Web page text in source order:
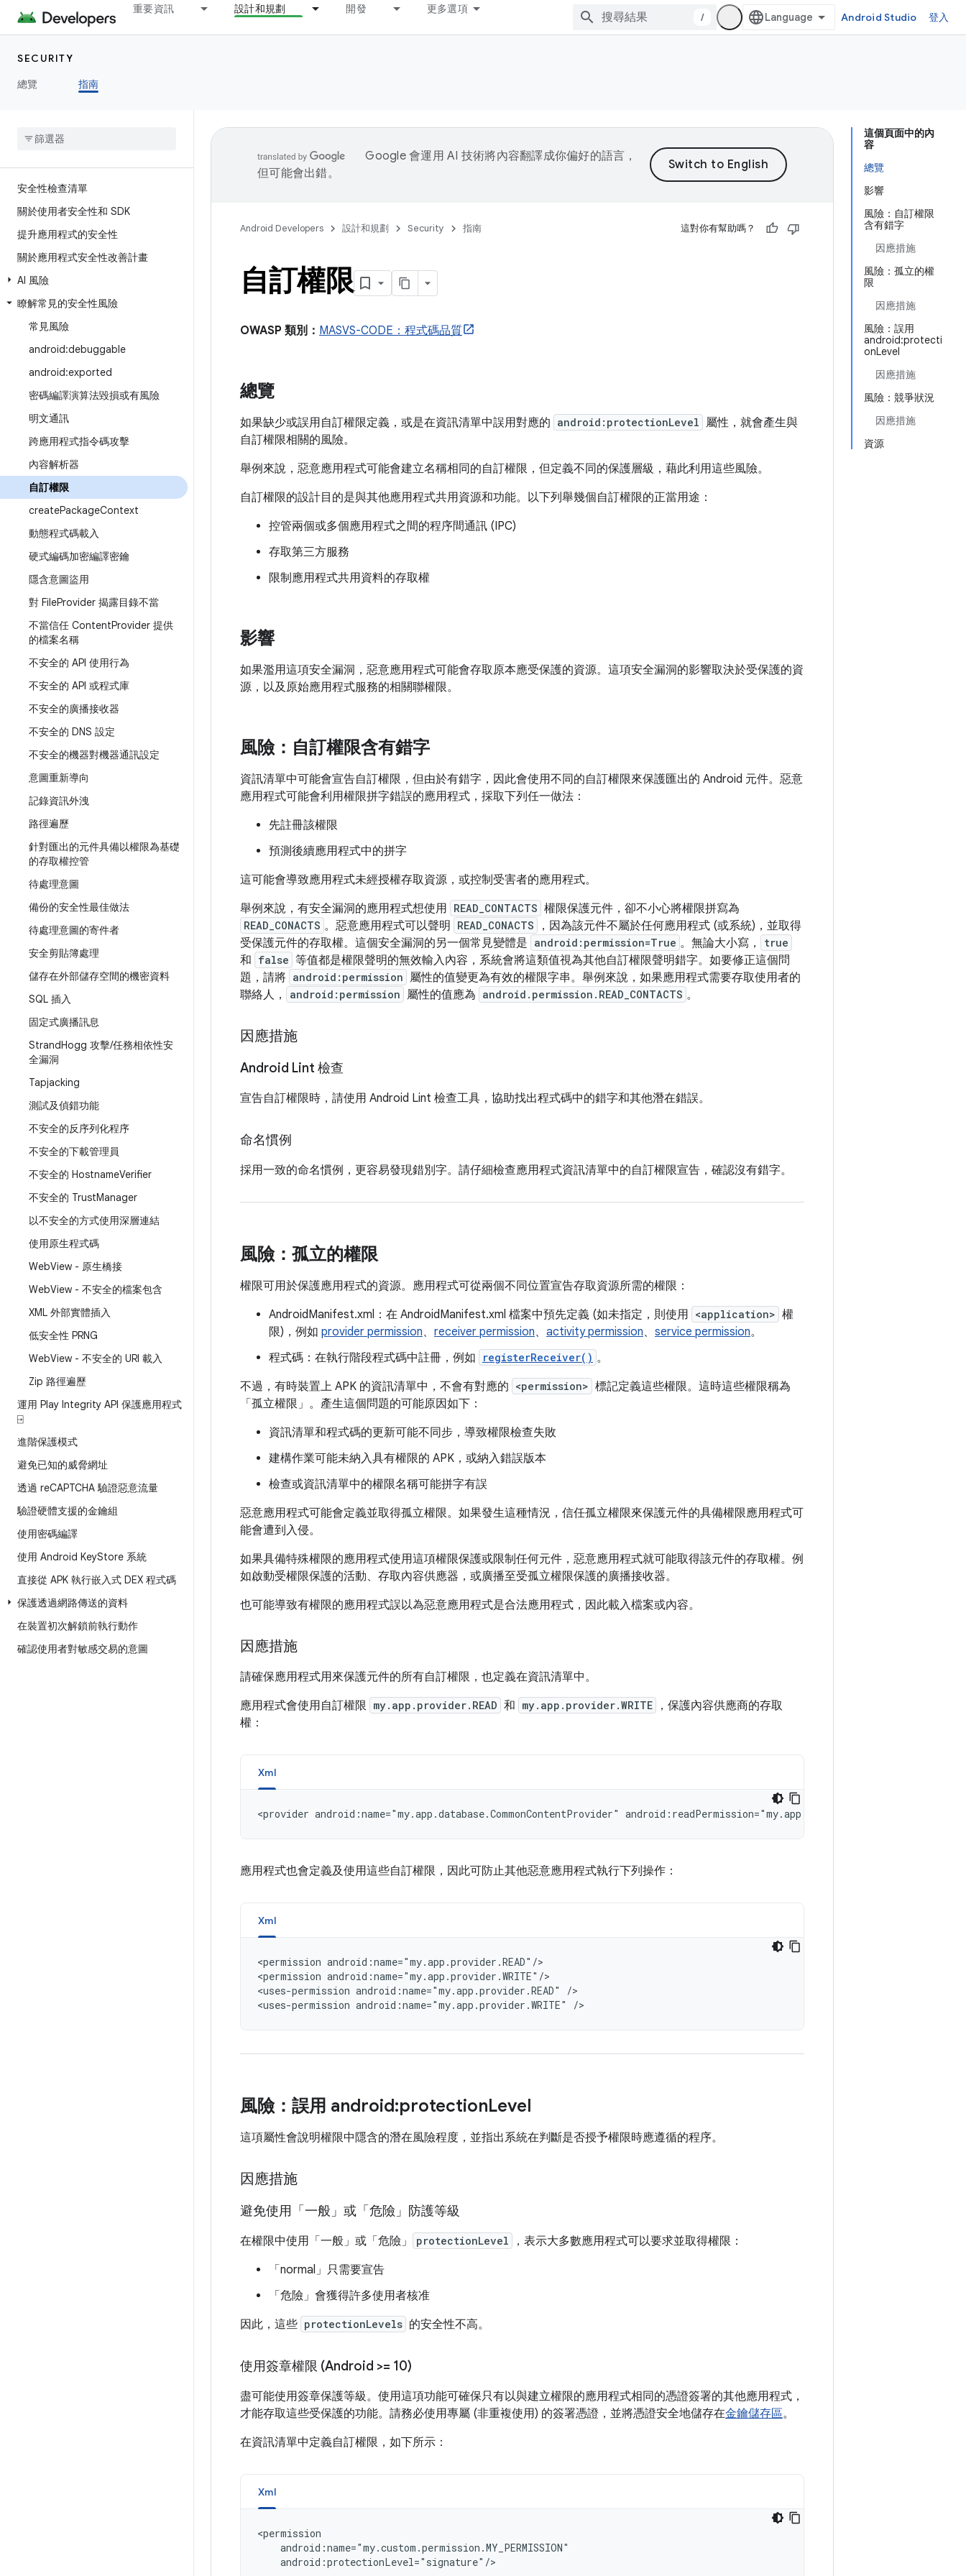
重要資訊 設計和規劃 開發 更多選項
/ Android Studio 登入
SECURITY
總覽
指南
安全性檢查清單
關於使用者安全性和 SDK
提升應用程式的安全性
關於應用程式安全性改善計畫
AI 風險
瞭解常見的安全性風險
常見風險
android:debuggable
android:exported
密碼編譯演算法毀損或有風險
明文通訊
跨應用程式指令碼攻擊
內容解析器
自訂權限
createPackageContext
動態程式碼載入
硬式編碼加密編譯密鑰
隱含意圖盜用
對 FileProvider 揭露目錄不當
不當信任 ContentProvider 提供
的檔案名稱
不安全的 API 使用行為
不安全的 API 或程式庫
不安全的廣播接收器
不安全的 DNS 設定
不安全的機器對機器通訊設定
意圖重新導向
記錄資訊外洩
路徑遍歷
針對匯出的元件具備以權限為基礎
的存取權控管
待處理意圖
備份的安全性最佳做法
待處理意圖的寄件者
安全剪貼簿處理
儲存在外部儲存空間的機密資料
SQL 插入
固定式廣播訊息
StrandHogg 攻擊/任務相依性安
全漏洞
Tapjacking
測試及偵錯功能
不安全的反序列化程序
不安全的下載管理員
不安全的 HostnameVerifier
不安全的 TrustManager
以不安全的方式使用深層連結
使用原生程式碼
WebView - 原生橋接
WebView - 不安全的檔案包含
XML 外部實體插入
低安全性 PRNG
WebView - 不安全的 URI 載入
Zip 路徑遍歷
運用 Play Integrity API 保護應用程式
⍈
進階保護模式
避免已知的威脅網址
透過 reCAPTCHA 驗證惡意流量
驗證硬體支援的金鑰組
使用密碼編譯
使用 Android KeyStore 系統
直接從 APK 執行嵌入式 DEX 程式碼
保護透過網路傳送的資料
在裝置初次解鎖前執行動作
確認使用者對敏感交易的意圖
這個頁面中的內
容
總覽
影響
風險：自訂權限
含有錯字
因應措施
風險：孤立的權
限
因應措施
風險：誤用
android:protecti
onLevel
因應措施
風險：競爭狀況
因應措施
資源
Google 會運用 AI 技術將內容翻譯成你偏好的語言，
但可能會出錯。
Android Developers 設計和規劃 Security 指南 這對你有幫助嗎？
自訂權限
OWASP 類別： MASVS-CODE：程式碼品質
總覽
如果缺少或誤用自訂權限定義，或是在資訊清單中誤用對應的 android:protectionLevel 屬性，就會產生與
自訂權限相關的風險。
舉例來說，惡意應用程式可能會建立名稱相同的自訂權限，但定義不同的保護層級，藉此利用這些風險。
自訂權限的設計目的是與其他應用程式共用資源和功能。以下列舉幾個自訂權限的正當用途：
控管兩個或多個應用程式之間的程序間通訊 (IPC)
存取第三方服務
限制應用程式共用資料的存取權
影響
如果濫用這項安全漏洞，惡意應用程式可能會存取原本應受保護的資源。這項安全漏洞的影響取決於受保護的資
源，以及原始應用程式服務的相關聯權限。
風險：自訂權限含有錯字
資訊清單中可能會宣告自訂權限，但由於有錯字，因此會使用不同的自訂權限來保護匯出的 Android 元件。惡意
應用程式可能會利用權限拼字錯誤的應用程式，採取下列任一做法：
先註冊該權限
預測後續應用程式中的拼字
這可能會導致應用程式未經授權存取資源，或控制受害者的應用程式。
舉例來說，有安全漏洞的應用程式想使用 READ_CONTACTS 權限保護元件，卻不小心將權限拼寫為
READ_CONACTS 。惡意應用程式可以聲明 READ_CONACTS
，因為該元件不屬於任何應用程式 (或系統)，並取得
受保護元件的存取權。這個安全漏洞的另一個常見變體是 android:permission=True 。無論大小寫， true
和 false 等值都是權限聲明的無效輸入內容，系統會將這類值視為其他自訂權限聲明錯字。如要修正這個問
題，請將 android:permission 屬性的值變更為有效的權限字串。舉例來說，如果應用程式需要存取使用者的
聯絡人，
android:permission 屬性的值應為 android.permission.READ_CONTACTS 。
因應措施
Android Lint 檢查
宣告自訂權限時，請使用 Android Lint 檢查工具，協助找出程式碼中的錯字和其他潛在錯誤。
命名慣例
採用一致的命名慣例，更容易發現錯別字。請仔細檢查應用程式資訊清單中的自訂權限宣告，確認沒有錯字。
風險：孤立的權限
權限可用於保護應用程式的資源。應用程式可從兩個不同位置宣告存取資源所需的權限：
AndroidManifest.xml：在 AndroidManifest.xml 檔案中預先定義 (如未指定，則使用 <application> 權
限)，例如 provider permission、 receiver permission、 activity permission、 service permission。
程式碼：在執行階段程式碼中註冊，例如
registerReceiver() 。
不過，有時裝置上 APK 的資訊清單中，不會有對應的 <permission> 標記定義這些權限。這時這些權限稱為
「孤立權限」 。產生這個問題的可能原因如下：
資訊清單和程式碼的更新可能不同步，導致權限檢查失敗
建構作業可能未納入具有權限的 APK，或納入錯誤版本
檢查或資訊清單中的權限名稱可能拼字有誤
惡意應用程式可能會定義並取得孤立權限。如果發生這種情況，信任孤立權限來保護元件的具備權限應用程式可
能會遭到入侵。
如果具備特殊權限的應用程式使用這項權限保護或限制任何元件，惡意應用程式就可能取得該元件的存取權。例
如啟動受權限保護的活動、存取內容供應器，或廣播至受孤立權限保護的廣播接收器。
也可能導致有權限的應用程式誤以為惡意應用程式是合法應用程式，因此載入檔案或內容。
因應措施
請確保應用程式用來保護元件的所有自訂權限，也定義在資訊清單中。
應用程式會使用自訂權限 my.app.provider.READ 和 my.app.provider.WRITE
，保護內容供應商的存取
權：
Xml
<provider android:name="my.app.database.CommonContentProvider" android:readPermission="my.app.provider.READ"
應用程式也會定義及使用這些自訂權限，因此可防止其他惡意應用程式執行下列操作：
Xml
<permission android:name="my.app.provider.READ"/>
<permission android:name="my.app.provider.WRITE"/>
<uses-permission android:name="my.app.provider.READ"
/>
<uses-permission android:name="my.app.provider.WRITE"
風險：誤用 android:protectionLevel
這項屬性會說明權限中隱含的潛在風險程度，並指出系統在判斷是否授予權限時應遵循的程序。
因應措施
避免使用「一般」或「危險」防護等級
在權限中使用「一般」 或「危險」 protectionLevel
，表示大多數應用程式可以要求並取得權限：
「normal」只需要宣告
「危險」會獲得許多使用者核准
因此，這些 protectionLevels 的安全性不高。
使用簽章權限 (Android >= 10)
盡可能使用簽章保護等級。使用這項功能可確保只有以與建立權限的應用程式相同的憑證簽署的其他應用程式，
才能存取這些受保護的功能。請務必使用專屬 (非重複使用) 的簽署憑證，並將憑證安全地儲存在金鑰儲存區。
在資訊清單中定義自訂權限，如下所示：
Xml